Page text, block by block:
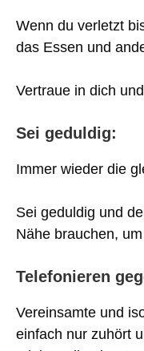
Wenn du verletzt
das Essen und
Vertraue in dich
Sei geduldig:
Immer wieder die
Sei geduldig und
Nähe brauchen,
Telefonieren
Vereinsamte und
einfach nur zuhört